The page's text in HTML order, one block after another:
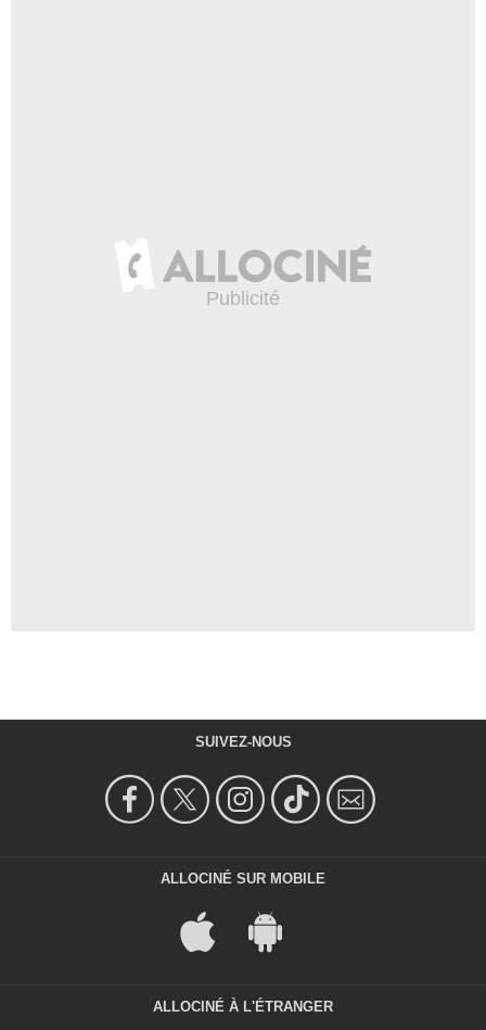
SUIVEZ-NOUS
ALLOCINÉ SUR MOBILE
ALLOCINÉ À L'ÉTRANGER